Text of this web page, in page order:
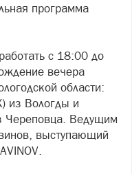
программа
с 18:00 до
вечера
области:
из Вологды и
Череповца. Ведущим
выступающий